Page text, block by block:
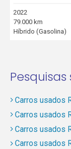
2022
79.000 km
Híbrido (Gasolina)
Carros usados
Carros usados
Carros usados
Carros usados